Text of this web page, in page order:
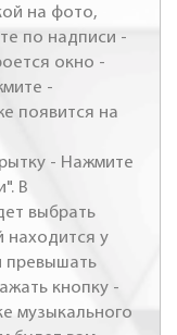
на фото,
по надписи -
окно -
-
появится на
- Нажмите
В
выбрать
находится у
превышать
кнопку -
музыкального